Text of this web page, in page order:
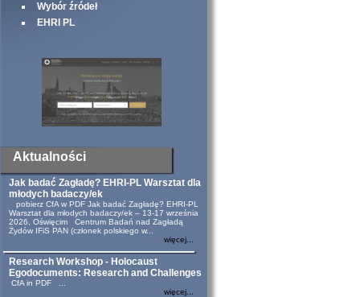
Wybór źródeł
EHRI PL
Aktualności
Jak badać Zagładę? EHRI-PL Warsztat dla
młodych badaczy/ek
pobierz CfA w PDF Jak badać Zagładę? EHRI-PL
Warsztat dla młodych badaczy/ek – 13-17 września
2026, Oświęcim Centrum Badań nad Zagładą
Żydów IFiS PAN (członek polskiego w...
więcej...
Research Workshop - Holocaust
Egodocuments: Research and Challenges
CfA in PDF ...
więcej...